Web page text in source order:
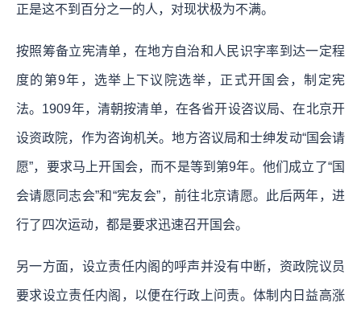
正是这不到百分之一的人，对现状极为不满。
按照筹备立宪清单，在地方自治和人民识字率到达一定程
度的第9年，选举上下议院选举，正式开国会，制定宪
法。1909年，清朝按清单，在各省开设咨议局、在北京开
设资政院，作为咨询机关。地方咨议局和士绅发动“国会请
愿”，要求马上开国会，而不是等到第9年。他们成立了“国
会请愿同志会”和“宪友会”，前往北京请愿。此后两年，进
行了四次运动，都是要求迅速召开国会。
另一方面，设立责任内阁的呼声并没有中断，资政院议员
要求设立责任内阁，以便在行政上问责。体制内日益高涨